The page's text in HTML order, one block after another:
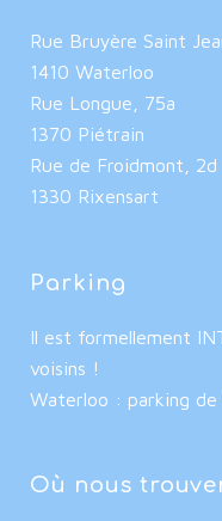
Rue Bruyère Saint
1410 Waterloo
Rue Longue, 75a
1370 Piétrain
Rue de Froidmont, 2d
1330 Rixensart
Parking
Il est formellement
voisins !
Waterloo : parking
Où nous